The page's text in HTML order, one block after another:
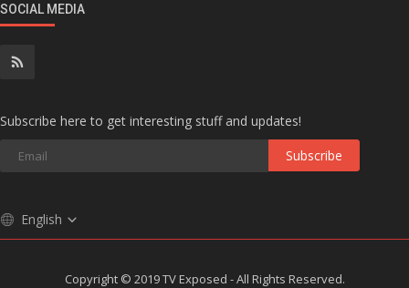
SOCIAL MEDIA
Subscribe here to get interesting stuff and updates!
Subscribe
English
Copyright © 2019 TV Exposed - All Rights Reserved.